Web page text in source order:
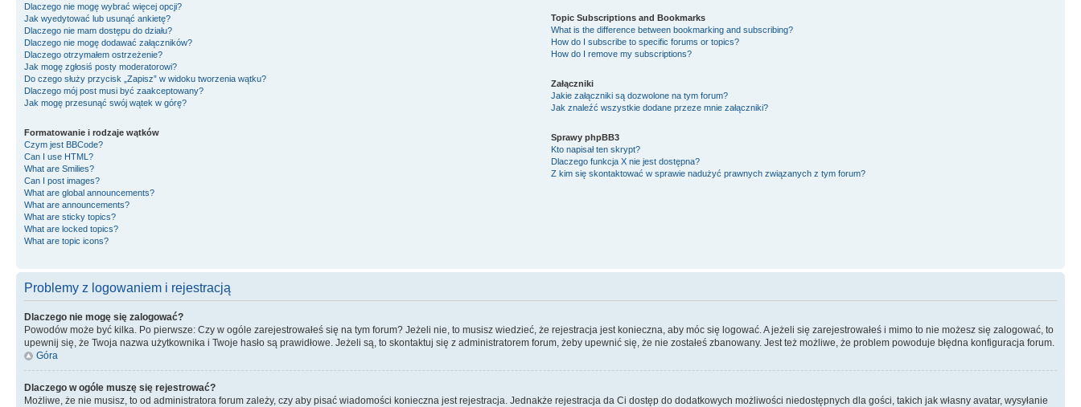
Dlaczego nie mogę wybrać więcej opcji?
Jak wyedytować lub usunąć ankietę?
Dlaczego nie mam dostępu do działu?
Dlaczego nie mogę dodawać załączników?
Dlaczego otrzymałem ostrzeżenie?
Jak mogę zgłosiś posty moderatorowi?
Do czego służy przycisk „Zapisz” w widoku tworzenia wątku?
Dlaczego mój post musi być zaakceptowany?
Jak mogę przesunąć swój wątek w górę?
Formatowanie i rodzaje wątków
Czym jest BBCode?
Can I use HTML?
What are Smilies?
Can I post images?
What are global announcements?
What are announcements?
What are sticky topics?
What are locked topics?
What are topic icons?
Topic Subscriptions and Bookmarks
What is the difference between bookmarking and subscribing?
How do I subscribe to specific forums or topics?
How do I remove my subscriptions?
Załączniki
Jakie załączniki są dozwolone na tym forum?
Jak znaleźć wszystkie dodane przeze mnie załączniki?
Sprawy phpBB3
Kto napisał ten skrypt?
Dlaczego funkcja X nie jest dostępna?
Z kim się skontaktować w sprawie nadużyć prawnych związanych z tym forum?
Problemy z logowaniem i rejestracją
Dlaczego nie mogę się zalogować?
Powodów może być kilka. Po pierwsze: Czy w ogóle zarejestrowałeś się na tym forum? Jeżeli nie, to musisz wiedzieć, że rejestracja jest konieczna, aby móc się logować. A jeżeli się zarejestrowałeś i mimo to nie możesz się zalogować, to
upewnij się, że Twoja nazwa użytkownika i Twoje hasło są prawidłowe. Jeżeli są, to skontaktuj się z administratorem forum, żeby upewnić się, że nie zostałeś zbanowany. Jest też możliwe, że problem powoduje błędna konfiguracja forum.
Góra
Dlaczego w ogóle muszę się rejestrować?
Możliwe, że nie musisz, to od administratora forum zależy, czy aby pisać wiadomości konieczna jest rejestracja. Jednakże rejestracja da Ci dostęp do dodatkowych możliwości niedostępnych dla gości, takich jak własny avatar, wysyłanie